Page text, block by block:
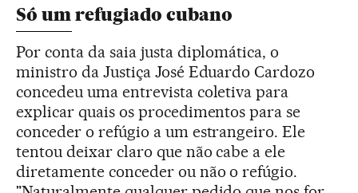
Só um refugiado cubano
Por conta da saia justa diplomática, o
ministro da Justiça José Eduardo Cardozo
concedeu uma entrevista coletiva para
explicar quais os procedimentos para se
conceder o refúgio a um estrangeiro. Ele
tentou deixar claro que não cabe a ele
diretamente conceder ou não o refúgio.